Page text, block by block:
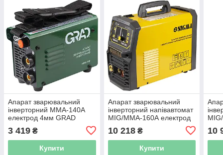
Апарат зварювальний
інверторний ММА-140А
електрод 4мм GRAD
3 419 ₴
Купити
Апарат зварювальний
інверторний напівавтомат
МIG/MMA-160А електрод
SIGMA (5386261)
10 218₴
Купити
10